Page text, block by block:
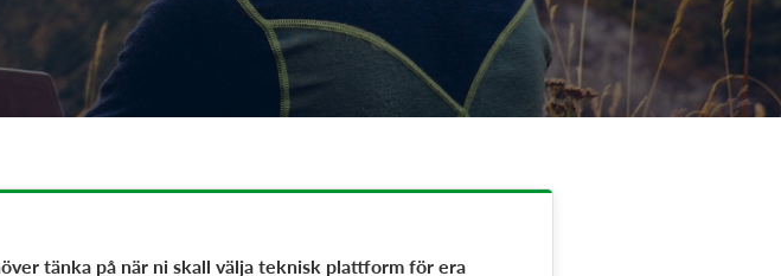
tänka på när ni skall välja teknisk plattform för era